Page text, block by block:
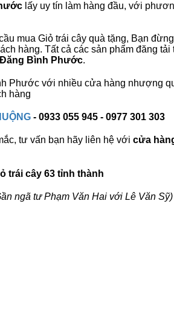
lấy uy tín làm hàng đầu, với
mua Giỏ trái cây quà tặng, Bạn
hàng. Tất cả các sản phẩm đăng
Bình Phước.
Phước với nhiều cửa hàng nhượng
hàng
- 0933 055 945 - 0977 301 303
tư vấn bạn hãy liên hệ với cửa
trái cây 63 tỉnh thành
ngã tư Phạm Văn Hai với Lê Văn Sỹ)